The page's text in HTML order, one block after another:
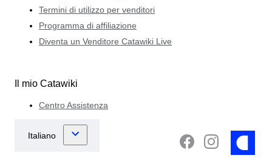
Termini di utilizzo per venditori
Programma di affiliazione
Diventa un Venditore Catawiki Live
Il mio Catawiki
Centro Assistenza